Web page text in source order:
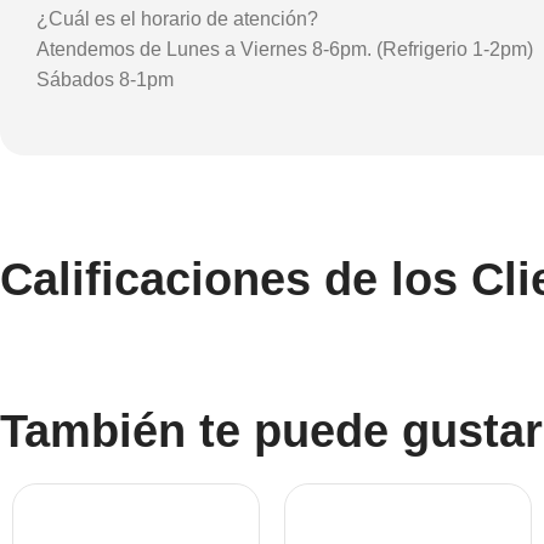
¿Cuál es el horario de atención?
Atendemos de Lunes a Viernes 8-6pm. (Refrigerio 1-2pm)
Sábados 8-1pm
Calificaciones de los
También te puede gustar